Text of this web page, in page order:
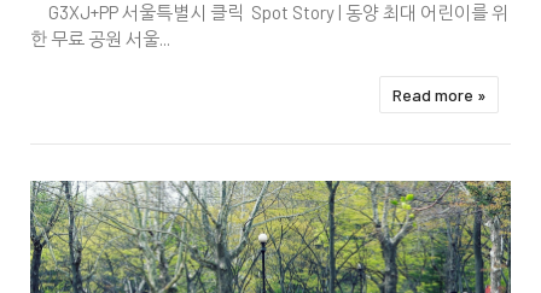
G3XJ+PP 서울특별시 클릭 Spot Story | 동양 최대 어린이를 위
한 무료 공원 서울...
Read more »